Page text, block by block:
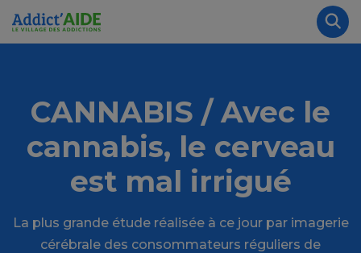
Aller au contenu principal
CANNABIS / Avec le
cannabis, le cerveau
est mal irrigué
La plus grande étude réalisée à ce jour par imagerie
cérébrale des consommateurs réguliers de
Panneau de gestion des cookies